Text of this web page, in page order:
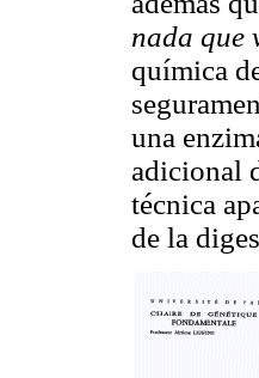
nada que
química
una
adicional
técnica
de la